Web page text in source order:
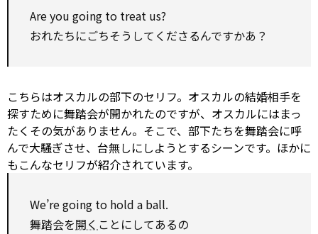
Are you going to treat us?
おれたちにごちそうしてくださるんですかあ？
こちらはオスカルの部下のセリフ。オスカルの結婚相手を
探すために舞踏会が開かれたのですが、オスカルにはまっ
たくその気がありません。そこで、部下たちを舞踏会に呼
んで大騒ぎさせ、台無しにしようとするシーンです。ほかに
もこんなセリフが紹介されています。
We’re going to hold a ball.
舞踏会を開く ことにしてあるの